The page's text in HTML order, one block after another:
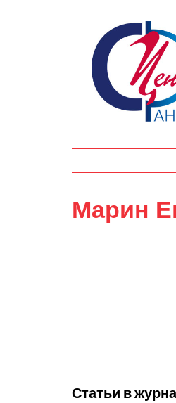
Марин
Статьи в